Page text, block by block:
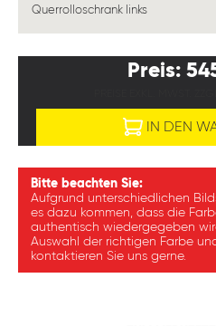
Querrolloschrank links
Preis:
IN DEN
Bitte beachten Sie:
Aufgrund unterschiedlichen
es dazu kommen, dass die
authentisch wiedergegeben
Auswahl der richtigen Farbe
kontaktieren Sie uns gerne.